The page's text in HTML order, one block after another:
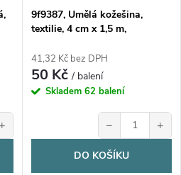
+
9f9387, Umělá kožešina,
textilie, 4 cm x 1,5 m,
41,32 Kč bez DPH
50 Kč/ balení
Skladem 62 balení
− +
DO KOŠÍKU